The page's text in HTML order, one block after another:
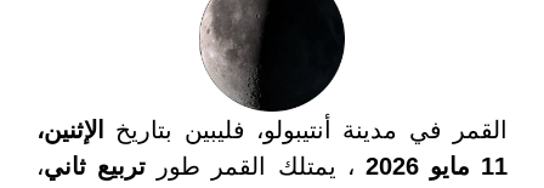
القمر في مدينة أنتيبولو، فليبين بتاريخ
الإثنين،
11 مايو 2026
، يمتلك القمر طور تربيع ثاني،